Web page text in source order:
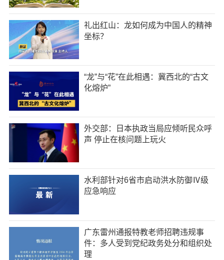
礼出红山：龙如何成为中国人的精神
坐标？
“龙”与“花”在此相遇：冀西北的“古文
化熔炉”
外交部：日本执政当局应倾听民众呼
声 停止在核问题上玩火
水利部针对6省市启动洪水防御Ⅳ级
应急响应
广东雷州通报特教老师招聘违规事
件：多人受到党纪政务处分和组织处
理